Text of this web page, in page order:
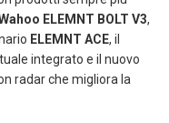
ELEMNT BOLT V3,
ELEMNT ACE, il
integrato e il nuovo
radar che migliora la